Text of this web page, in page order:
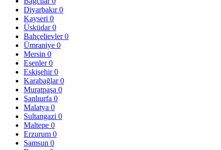
Diyarbakır0
Kayseri 0
Üsküdar0
Bahçelievler0
Ümraniye 0
Mersin 0
Esenler0
Eskişehir0
Karabağlar0
Muratpaşa 0
Şanlıurfa 0
Malatya 0
Sultangazi 0
Maltepe 0
Erzurum 0
Samsun 0